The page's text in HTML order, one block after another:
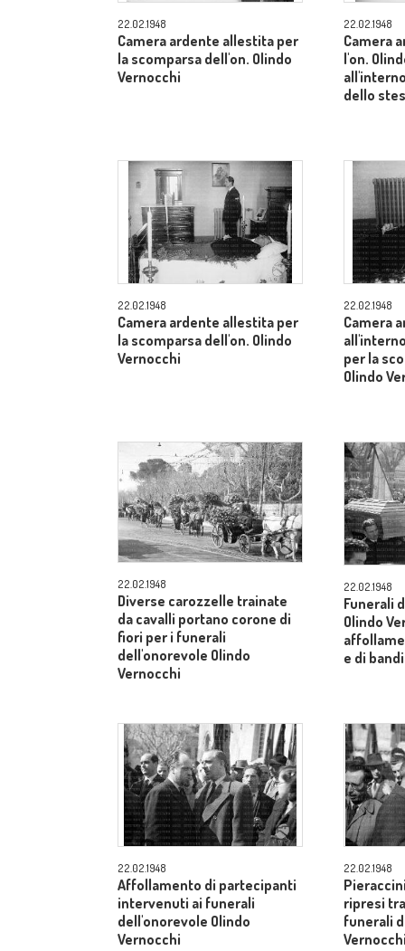
22.02.1948
Camera ardente allestita per
la scomparsa dell'on. Olindo
Vernocchi
22.02.1948
Camera
l'on.
dello
22.02.1948
Camera ardente allestita per
la scomparsa dell'on. Olindo
Vernocchi
22.02.1948
Camera
per la
Olindo
22.02.1948
Diverse carozzelle trainate
da cavalli portano corone di
fiori per i funerali
dell'onorevole Olindo
Vernocchi
22.02.1948
Funerali
Olindo
e di
22.02.1948
Affollamento di partecipanti
intervenuti ai funerali
dell'onorevole Olindo
Vernocchi
22.02.1948
ripresi
funerali